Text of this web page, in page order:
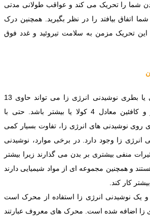
شما را تحریک می کند و عواقب طولانی مدتی
اتفاق بیافتد را در نظر بگیرید. همچنین درک
تحریک مزمن به سلامت تیروئید و غدد فوق
میانگین 16 اونس قوطی یا بطری نوشیدنی انرژی زا می تواند حاوی 13
قاشق چای خوری شکر و کافئین معادل 4 کولا یا بیشتر باشد. حتی با
روی نوشیدنی های انرژی زا، تفاوت بسیار کمی
انرژی زا وجود دارد. در برخی موارد، نوشیدنی
منفی بیشتری بر بدن می گذارند زیرا بیشتر
و همچنین مجموعه ای از مواد شیمیایی دارند
کار کند.
و یک نوشیدنی انرژی زا استفاده از محرک است
زا اضافه شده است. محرک های معروف عبارتند